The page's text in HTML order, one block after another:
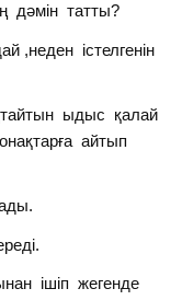
дәмін татты?
,неден істелгенін
ыдыс қалай
айтып
ішіп жегенде